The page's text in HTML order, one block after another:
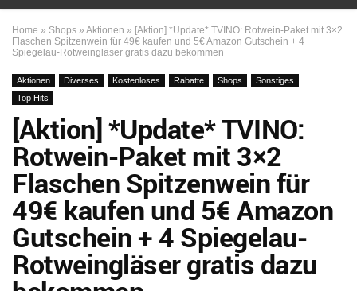
Home » Shops » Aktionen » [Aktion] *Update* TVINO: Rotwein-Paket mit 3×2
Flaschen Spitzenwein für 49€ kaufen und 5€ Amazon Gutschein + 4
Spiegelau-Rotweingläser gratis dazu bekommen
Aktionen Diverses Kostenloses Rabatte Shops
Sonstiges
Top Hits
[Aktion] *Update* TVINO:
Rotwein-Paket mit 3×2
Flaschen Spitzenwein für
49€ kaufen und 5€ Amazon
Gutschein + 4 Spiegelau-
Rotweingläser gratis dazu